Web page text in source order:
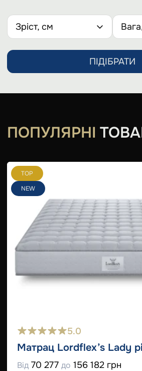
Зріст, см
ПІДІБРАТИ
ПОПУЛЯРНІ
TOP
NEW
5.0
Матрац Lordflex’s Lady
Від 70 277 до 156 182 грн